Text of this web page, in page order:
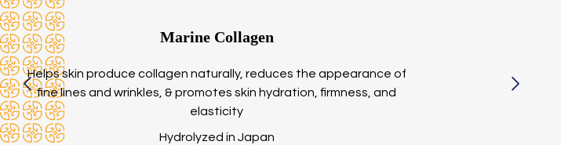
Marine Collagen
Helps skin produce collagen naturally, reduces the appearance of
fine lines and wrinkles, & promotes skin hydration, firmness, and
elasticity
Hydrolyzed in Japan